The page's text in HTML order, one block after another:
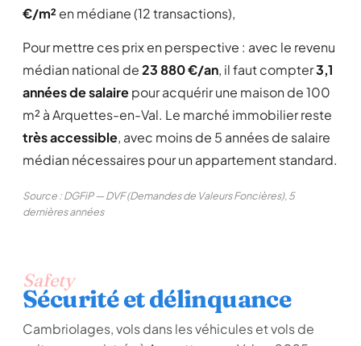
€/m² en médiane (12 transactions),
Pour mettre ces prix en perspective : avec le revenu
médian national de23 880 €/an, il faut compter3,1
années de salairepour acquérir une maison de 100
m² à Arquettes-en-Val. Le marché immobilier reste
très accessible, avec moins de 5 années de salaire
médian nécessaires pour un appartement standard.
Source : DGFiP — DVF (Demandes de Valeurs Foncières), 5
dernières années
Safety
Sécurité et délinquance
Cambriolages, vols dans les véhicules et vols de